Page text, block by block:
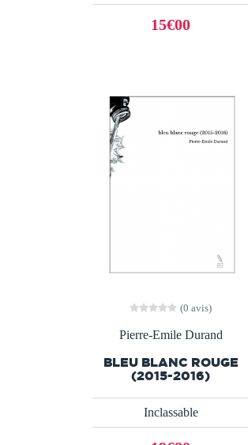
15€00
(0 avis)
Pierre-Emile Durand
BLEU BLANC ROUGE
(2015-2016)
Inclassable